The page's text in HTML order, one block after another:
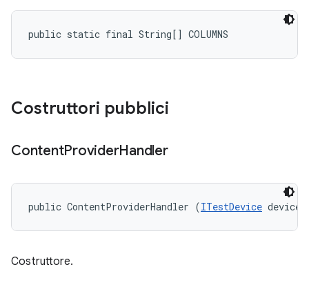
public static final String[] COLUMNS
Costruttori pubblici
ContentProviderHandler
public ContentProviderHandler (ITestDevice device)
Costruttore.